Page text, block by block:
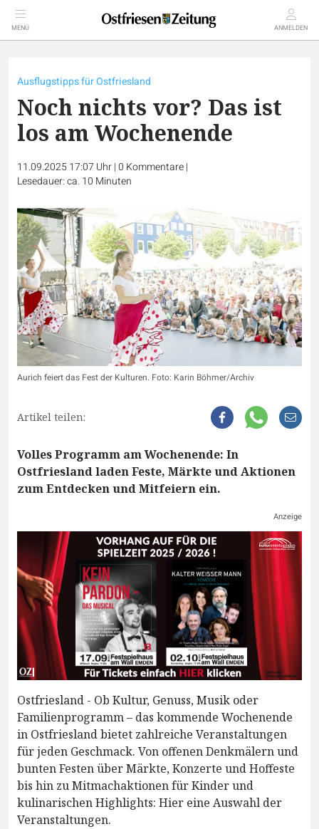
MENÜ ANMELDEN
Ausflugstipps für Ostfriesland
Noch nichts vor? Das ist
los am Wochenende
11.09.2025 17:07 Uhr|0 Kommentare|
Lesedauer: ca. 10 Minuten
Aurich feiert das Fest der Kulturen. Foto: Karin Böhmer/Archiv
Artikel teilen:
Volles Programm am Wochenende: In
Ostfriesland laden Feste, Märkte und Aktionen
zum Entdecken und Mitfeiern ein.
Anzeige
Ostfriesland - Ob Kultur, Genuss, Musik oder
Familienprogramm – das kommende Wochenende
in Ostfriesland bietet zahlreiche Veranstaltungen
für jeden Geschmack. Von offenen Denkmälern und
bunten Festen über Märkte, Konzerte und Hoffeste
bis hin zu Mitmachaktionen für Kinder und
kulinarischen Highlights: Hier eine Auswahl der
Veranstaltungen.